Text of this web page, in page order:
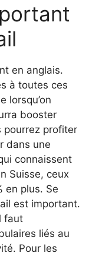
en anglais.
à toutes ces
lorsqu’on
booster
pourrez profiter
dans une
connaissent
Suisse, ceux
en plus. Se
est important.
faut
liés au
Pour les